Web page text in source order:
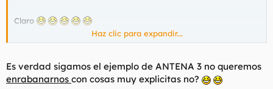
Claro
Yo he intentado poner algo recatado porque aquí creo que
Haz clic para expandir...
Es verdad sigamos el ejemplo de ANTENA 3 no queremos
enrabanarnos con cosas muy explicitas no?